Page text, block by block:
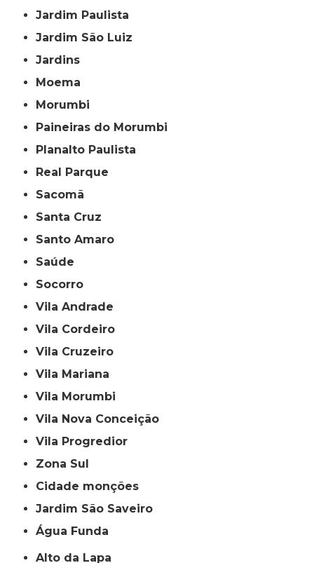
Jardim Paulista
Jardim São Luiz
Jardins
Moema
Morumbi
Paineiras do Morumbi
Planalto Paulista
Real Parque
Sacomã
Santa Cruz
Santo Amaro
Saúde
Socorro
Vila Andrade
Vila Cordeiro
Vila Cruzeiro
Vila Mariana
Vila Morumbi
Vila Nova Conceição
Vila Progredior
Zona Sul
cidade monções
jardim São Saveiro
Água Funda
Alto da Lapa